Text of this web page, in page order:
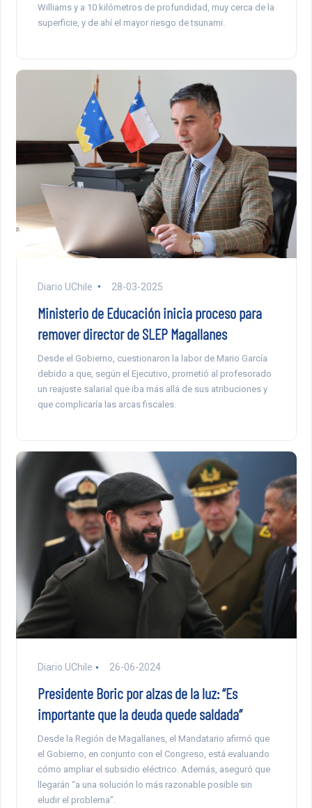
Williams y a 10 kilómetros de profundidad, muy cerca de la
superficie, y de ahí el mayor riesgo de tsunami.
Diario UChile 28-03-2025
Ministerio de Educación inicia proceso para
remover director de SLEP Magallanes
Desde el Gobierno, cuestionaron la labor de Mario García
debido a que, según el Ejecutivo, prometió al profesorado
un reajuste salarial que iba más allá de sus atribuciones y
que complicaría las arcas fiscales.
Diario UChile 26-06-2024
Presidente Boric por alzas de la luz: “Es
importante que la deuda quede saldada”
Desde la Región de Magallanes, el Mandatario afirmó que
el Gobierno, en conjunto con el Congreso, está evaluando
cómo ampliar el subsidio eléctrico. Además, aseguró que
llegarán “a una solución lo más razonable posible sin
eludir el problema”.